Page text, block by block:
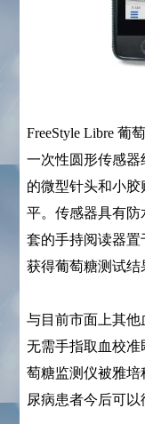
FreeStyle Libre 葡
一次性圆形传感器
的微型针头和小
平。传感器具有防
套的手持阅读器
获得葡萄糖测试结
与目前市面上其他
无需手指取血校
萄糖监测仪被雅
尿病患者今后可以